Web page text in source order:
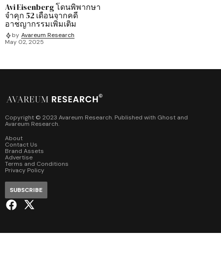
Avi Eisenberg โดนพิพากษา
จำคุก 52 เดือนจากคดี
อาชญากรรมเพิ่มเติม
by Avareum Research
May 02, 2025
Copyright © 2023 Avareum Research. Published with Ghost and
Avareum Research.
About
Contact Us
Brand Assets
Advertise
Terms and Conditions
Privacy Policy
SUBSCRIBE